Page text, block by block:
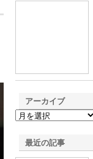
アーカイブ
最近の記事